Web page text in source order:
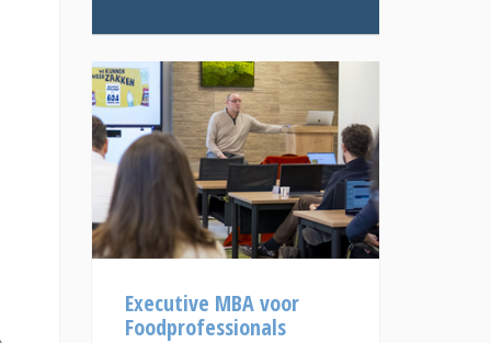
Executive MBA voor
Foodprofessionals